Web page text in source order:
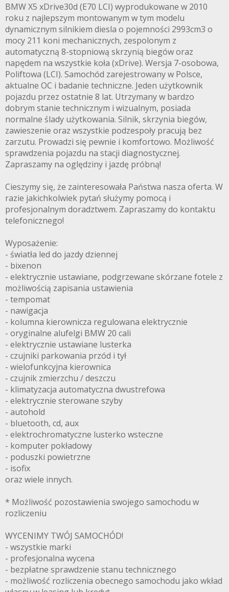
BMW X5 xDrive30d (E70 LCI) wyprodukowane w 2010
roku z najlepszym montowanym w tym modelu
dynamicznym silnikiem diesla o pojemności 2993cm3 o
mocy 211 koni mechanicznych, zespolonym z
automatyczną 8-stopniową skrzynią biegów oraz
napędem na wszystkie koła (xDrive). Wersja 7-osobowa,
Poliftowa (LCI). Samochód zarejestrowany w Polsce,
aktualne OC i badanie techniczne. Jeden użytkownik
pojazdu przez ostatnie 8 lat. Utrzymany w bardzo
dobrym stanie technicznym i wizualnym, posiada
normalne ślady użytkowania. Silnik, skrzynia biegów,
zawieszenie oraz wszystkie podzespoły pracują bez
zarzutu. Prowadzi się pewnie i komfortowo. Możliwość
sprawdzenia pojazdu na stacji diagnostycznej.
Zapraszamy na oględziny i jazdę próbną!
Cieszymy się, że zainteresowała Państwa nasza oferta. W
razie jakichkolwiek pytań służymy pomocą i
profesjonalnym doradztwem. Zapraszamy do kontaktu
telefonicznego!
Wyposażenie:
- światła led do jazdy dziennej
- bixenon
- elektrycznie ustawiane, podgrzewane skórzane fotele z
możliwością zapisania ustawienia
- tempomat
- nawigacja
- kolumna kierownicza regulowana elektrycznie
- oryginalne alufelgi BMW 20 cali
- elektrycznie ustawiane lusterka
- czujniki parkowania przód i tył
- wielofunkcyjna kierownica
- czujnik zmierzchu / deszczu
- klimatyzacja automatyczna dwustrefowa
- elektrycznie sterowane szyby
- autohold
- bluetooth, cd, aux
- elektrochromatyczne lusterko wsteczne
- komputer pokładowy
- poduszki powietrzne
- isofix
oraz wiele innych.
* Możliwość pozostawienia swojego samochodu w
rozliczeniu
WYCENIMY TWÓJ SAMOCHÓD!
- wszystkie marki
- profesjonalna wycena
- bezpłatne sprawdzenie stanu technicznego
- możliwość rozliczenia obecnego samochodu jako wkład